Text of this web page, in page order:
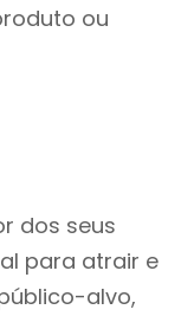
ou
dos seus
para atrair e
alvo,